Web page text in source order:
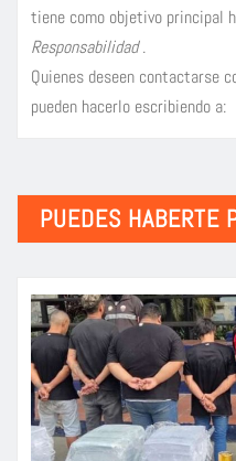
tiene como objetivo principal
Responsabilidad.
Quienes deseen contactarse
pueden hacerlo escribiendo a:
PUEDES HABERTE